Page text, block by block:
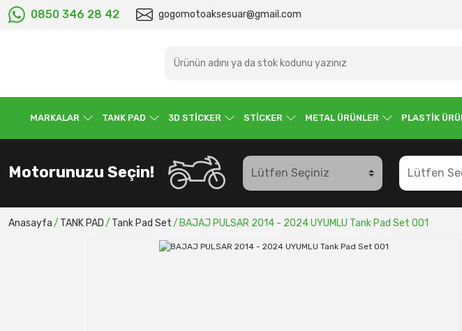
0850 346 28 42 gogomotoaksesuar@gmail.com
MARKALAR TANK PAD 3D STİCKER STİCKER METAL ÜRÜNLER PLASTİK
Motorunuzu Seçin!
Anasayfa TANK PAD Tank Pad Set BAJAJ PULSAR 2014 - 2024 UYUMLU Tank Pad Set 001